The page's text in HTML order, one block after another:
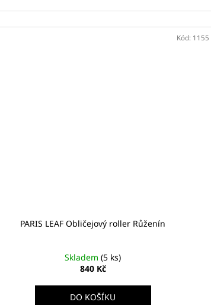
PARIS LEAF Obličejový roller Růženín
Skladem(5 ks)
840 Kč
DO KOŠÍKU
Kód: 1155